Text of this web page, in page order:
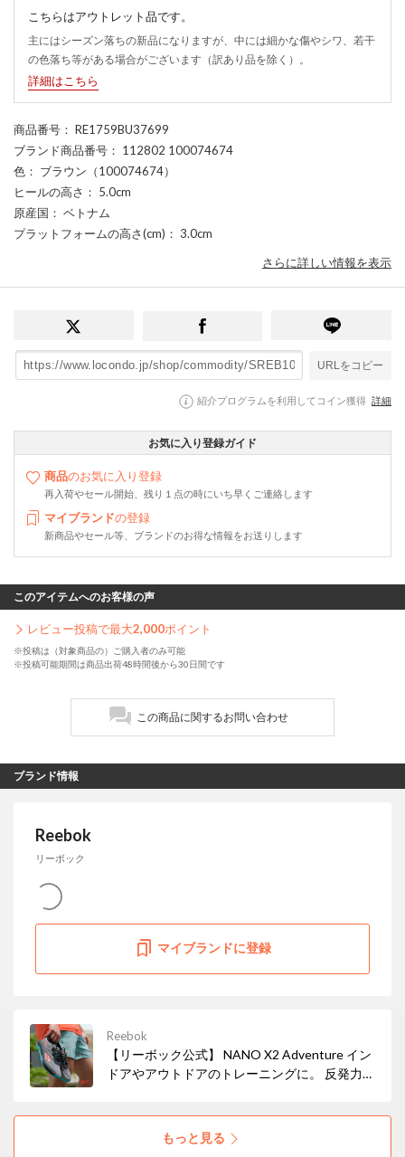
こちらはアウトレット品です。
主にはシーズン落ちの新品になりますが、中には細かな傷やシワ、若干
の色落ち等がある場合がございます（訳あり品を除く）。
詳細はこちら
商品番号 ： RE1759BU37699
ブランド商品番号 ： 112802 100074674
色 ： ブラウン（100074674）
ヒールの高さ ： 5.0cm
原産国 ： ベトナム
プラットフォームの高さ(cm) ： 3.0cm
さらに詳しい情報を表示
URLをコピー
紹介プログラムを利用してコイン獲得 詳細
お気に入り登録ガイド
商品のお気に入り登録
再入荷やセール開始、残り１点の時にいち早くご連絡します
マイブランドの登録
新商品やセール等、ブランドのお得な情報をお送りします
このアイテムへのお客様の声
レビュー投稿で最大2,000ポイント
※投稿は（対象商品の）ご購入者のみ可能
※投稿可能期間は商品出荷48時間後から30日間です
この商品に関するお問い合わせ
ブランド情報
Reebok
リーボック
マイブランドに登録
Reebok
【リーボック公式】 NANO X2 Adventure イン
ドアやアウトドアのトレーニングに。 反発力の
もっと見る